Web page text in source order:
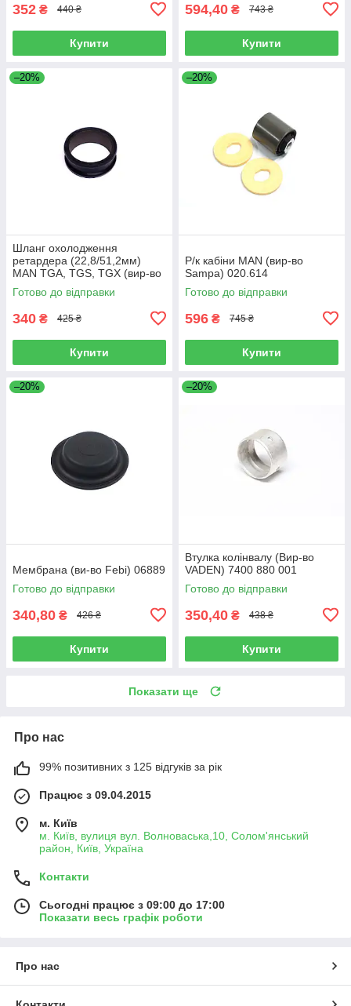
352 ₴ 440 ₴
Купити
594,40 ₴ 743 ₴
Купити
–20%
Шланг охолодження
ретардера (22,8/51,2мм)
MAN TGA, TGS, TGX (вир-во
Sampa) 023.258
Готово до відправки
340 ₴ 425 ₴
Купити
–20%
Р/к кабіни MAN (вир-во
Sampa) 020.614
Готово до відправки
596 ₴ 745 ₴
Купити
–20%
Мембрана (ви-во Febi) 06889
Готово до відправки
340,80 ₴ 426 ₴
Купити
–20%
Втулка колінвалу (Вир-во
VADEN) 7400 880 001
Готово до відправки
350,40 ₴ 438 ₴
Купити
Показати ще
Про нас
99% позитивних з 125 відгуків за рік
Працює з 09.04.2015
м. Київ
м. Київ, вулиця вул. Волноваська,10, Солом'янський
район, Київ, Україна
Контакти
Сьогодні працює з 09:00 до 17:00
Показати весь графік роботи
Про нас